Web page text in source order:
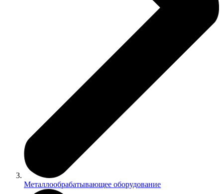
Металлообрабатывающее оборудование